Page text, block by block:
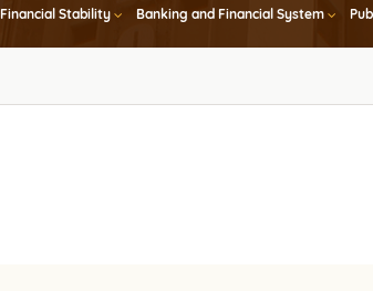
Financial Stability Banking and Financial System